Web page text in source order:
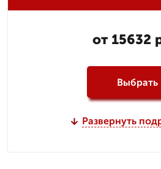
от 15632
Выбрать
Развернуть